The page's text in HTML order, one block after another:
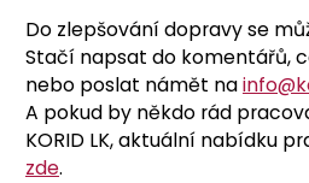
Do zlepšování dopravy se
Stačí napsat do komentářů,
nebo poslat námět na
A pokud by někdo rád
KORID LK, aktuální nabídku
zde.